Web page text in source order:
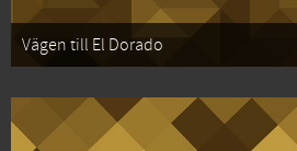
Vägen till El Dorado